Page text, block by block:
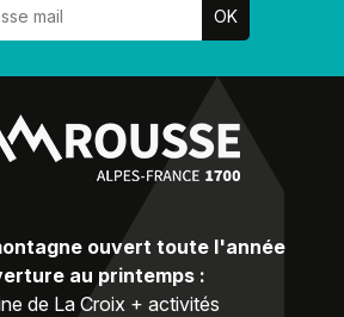
ouvert toute l'année
au printemps :
de La Croix + activités